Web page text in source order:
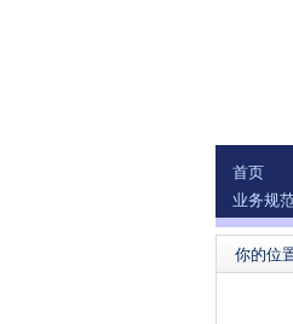
首页
业务规
你的位